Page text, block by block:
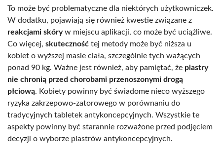
To może być problematyczne dla niektórych użytkowniczek.
W dodatku, pojawiają się również kwestie związane z
reakcjami skóryw miejscu aplikacji, co może być uciążliwe.
Co więcej, skuteczność tej metody może być niższa u
kobiet o wyższej masie ciała, szczególnie tych ważących
ponad 90 kg. Ważne jest również, aby pamiętać, że plastry
nie chronią przed chorobami przenoszonymi drogą
płciową. Kobiety powinny być świadome nieco wyższego
ryzyka zakrzepowo-zatorowego w porównaniu do
tradycyjnych tabletek antykoncepcyjnych. Wszystkie te
aspekty powinny być starannie rozważone przed podjęciem
decyzji o wyborze plastrów antykoncepcyjnych.